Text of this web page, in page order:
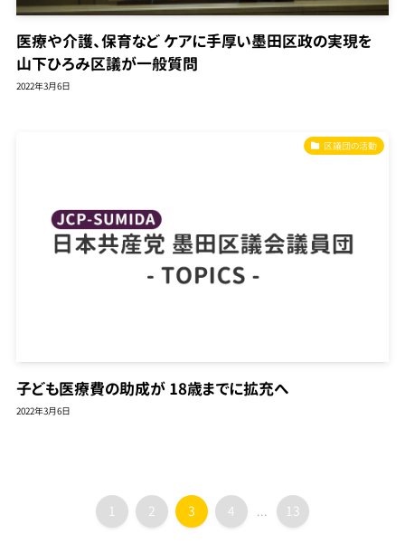
医療や介護、保育など ケアに手厚い墨田区政の実現を
山下ひろみ区議が一般質問
2022年3月6日
区議団の活動
子ども医療費の助成が 18歳までに拡充へ
2022年3月6日
1 2 3 4 ... 13